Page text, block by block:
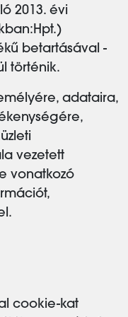
2013. évi
betartásával -
történik.
adataira,
vezetett
vonatkozó
cookie-kat